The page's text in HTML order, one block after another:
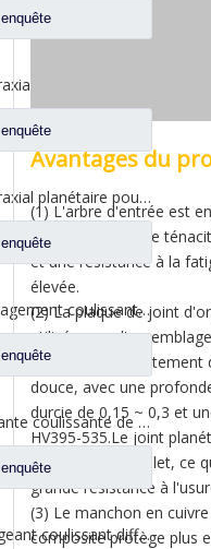
enquête
enquête
Engrenage interaxial planétaire pour pièces de camion Fuwa 2SCF0040M0-8
enquête
Manchon d'engagement coulissant inter-essieux pour pièces de rechange de camion Ford BF0401M0-8
enquête
Douille engageante coulissante de serrure différentielle pour les pièces de rechange 2SBF0053M0-1 de camion de Ford
enquête
Manchon engageant coulissant différentiel pour les pièces de rechange 2SBF0051M0-9 de camion de Ford d'axe de Fuwa 470
Avantages du
(1) L'arbre d'entrée est
42Crmo, qui a une
et une résistance à la
élevée.
(2) La plaque de joint
utilisée pour
soumise à un traitement
douce, avec une
durcie de 0,15 ~ 0,3 et
HV395-535.Le joint
a un radian complet, ce
grande résistance à
(3) Le manchon en
composite protège plus